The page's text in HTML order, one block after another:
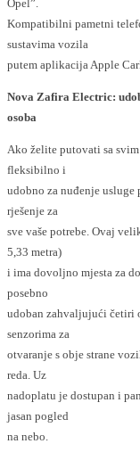
Opel”.
Kompatibilni pametni
sustavima vozila
putem aplikacija Apple
Nova Zafira Electric:
osoba
Ako želite putovati sa
fleksibilno i
udobno za nuđenje
rješenje za
sve vaše potrebe. Ovaj
5,33 metra)
i ima dovoljno mjesta za
posebno
udoban zahvaljujući četiri
senzorima za
otvaranje s obje strane
reda. Uz
nadoplatu je dostupan i
jasan pogled
na nebo.